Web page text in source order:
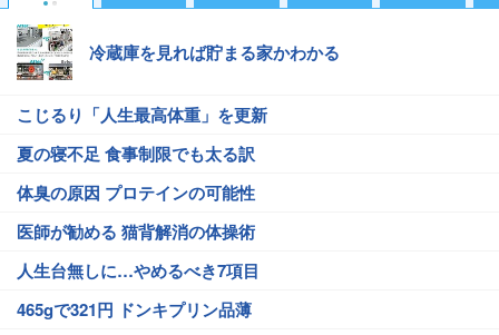
冷蔵庫を見れば貯まる家かわかる
こじるり「人生最高体重」を更新
夏の寝不足 食事制限でも太る訳
体臭の原因 プロテインの可能性
医師が勧める 猫背解消の体操術
人生台無しに…やめるべき7項目
465gで321円 ドンキプリン品薄